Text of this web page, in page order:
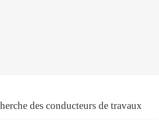
des conducteurs de travaux